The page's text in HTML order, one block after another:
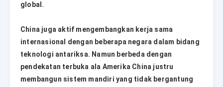
global.
China juga aktif mengembangkan kerja sama
internasional dengan beberapa negara dalam bidang
teknologi antariksa. Namun berbeda dengan
pendekatan terbuka ala Amerika China justru
membangun sistem mandiri yang tidak bergantung